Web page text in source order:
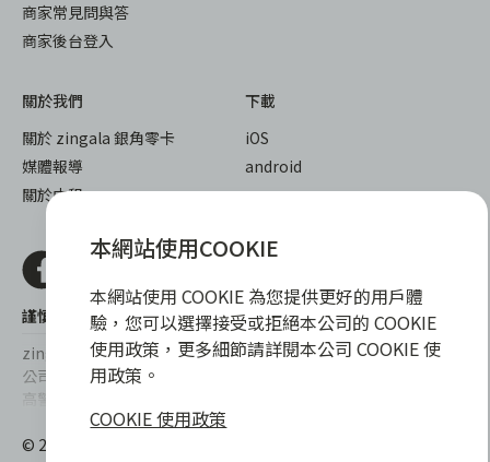
商家常見問與答
商家後台登入
關於我們
關於 zingala 銀角零卡
媒體報導
關於中租
下載
iOS
android
謹慎衡量自身財務狀況，理性理財最安心
zingala銀角零卡/仲信資融沒有代辦公司及代辦業務，也未與代辦
公司合作，更不會要求您提供實體銀行提款卡或實體信用卡，請提
高警覺，勿受騙上當！
提醒您，消費前請審慎評估財務狀況，理性理財最安心。總費用年
百分率區間為0%~15.9%，實際費用率，仍以各合作商家提供之商
© 2022 仲信資融股份有限公司 Chailease Consumer Finance
本網站使用COOKIE
本網站使用 COOKIE 為您提供更好的用戶體
驗，您可以選擇接受或拒絕本公司的 COOKIE
使用政策，更多細節請詳閱本公司 COOKIE 使
用政策。
COOKIE 使用政策